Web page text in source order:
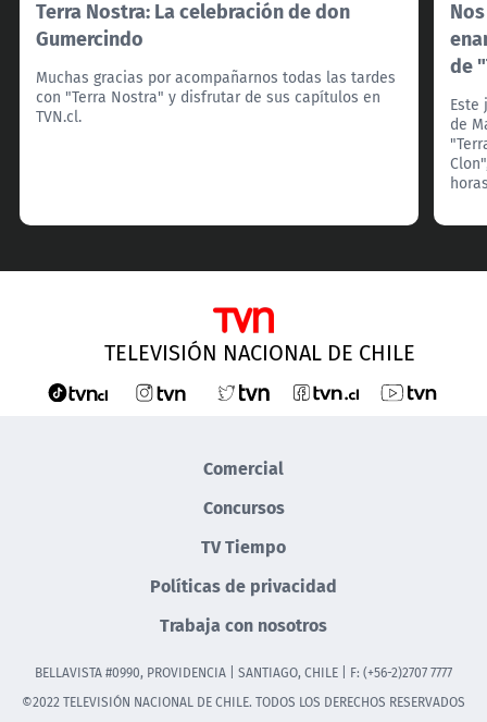
Terra Nostra: La celebración de don
Gumercindo
Muchas gracias por acompañarnos todas las tardes
con "Terra Nostra" y disfrutar de sus capítulos en
TVN.cl.
de
Este
de
TELEVISIÓN NACIONAL DE CHILE
Comercial
Concursos
TV Tiempo
Políticas de privacidad
Trabaja con nosotros
BELLAVISTA #0990, PROVIDENCIA | SANTIAGO, CHILE | F: (+56-2)2707 7777
©2022 TELEVISIÓN NACIONAL DE CHILE. TODOS LOS DERECHOS RESERVADOS